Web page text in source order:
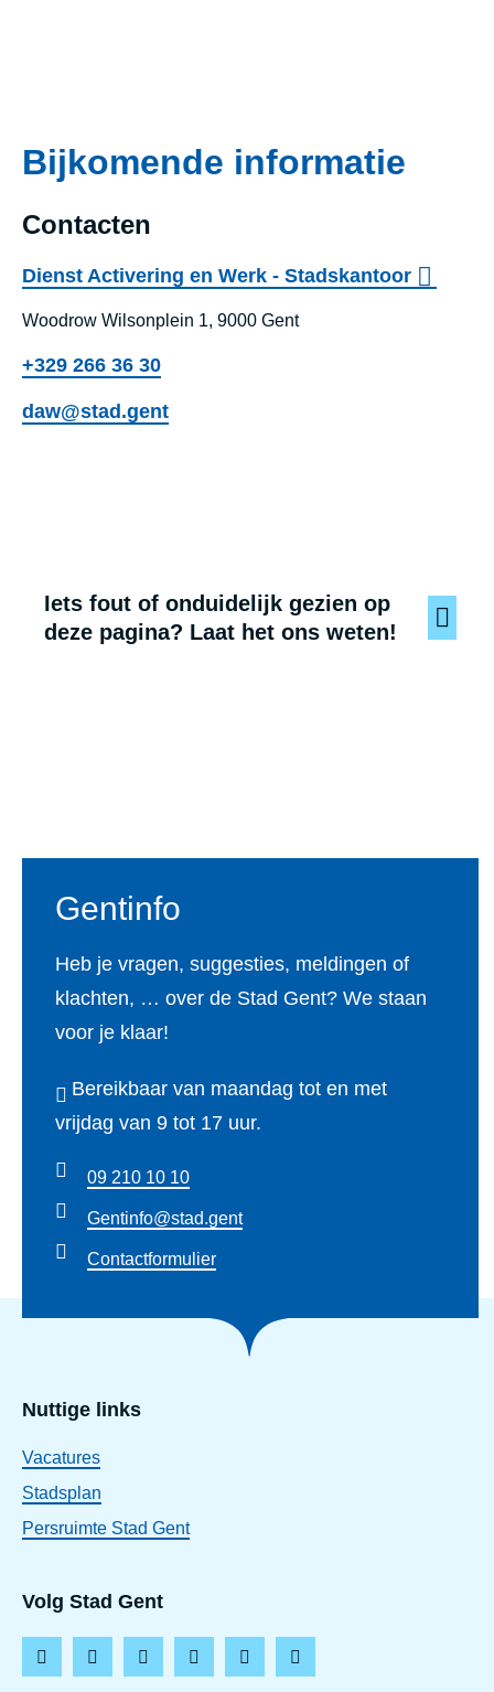
Bijkomende informatie
Contacten
Dienst Activering en Werk - Stadskantoor
Woodrow Wilsonplein 1, 9000 Gent
+329 266 36 30
daw@stad.gent
Iets fout of onduidelijk gezien op
deze pagina? Laat het ons weten!
Gentinfo
Heb je vragen, suggesties, meldingen of
klachten, … over de Stad Gent? We staan
voor je klaar!
Bereikbaar van maandag tot en met
vrijdag van 9 tot 17 uur.
09 210 10 10
Gentinfo@stad.gent
Contactformulier
Nuttige links
Vacatures
Stadsplan
Persruimte Stad Gent
Volg Stad Gent